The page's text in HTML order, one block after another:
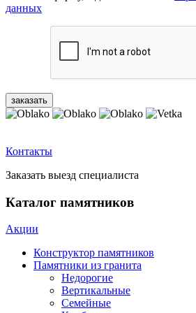
данных
Контакты
Заказать выезд специалиста
Каталог памятников
Акции
Конструктор памятников
Памятники из гранита
Недорогие
Вертикальные
Семейные